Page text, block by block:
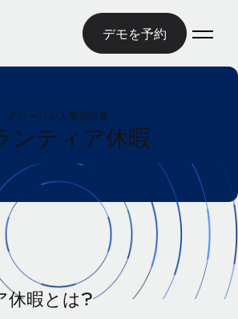
デモを予約
処理
対応の給与処理を手軽に
Record（EOR）
をコストをかけずに実現
Record
ル雇用支援を検索する
ローラー
いて採用プロセスを簡素化する
定ツール
誤分類リスクを確認する
グローバル人事用語集
ンティア休暇
休暇とは?